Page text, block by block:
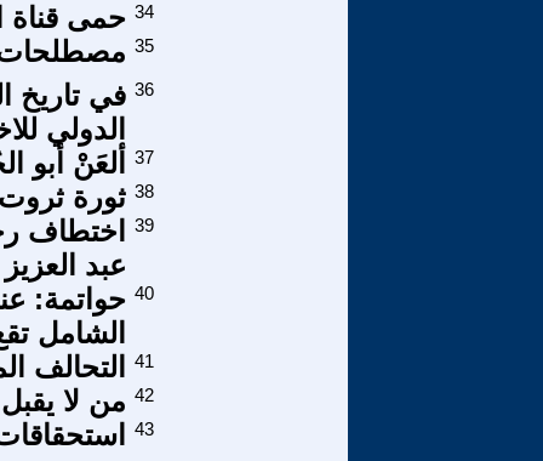
حمى قناة 34
مصطلحات 35
في تاريخ
الدولي
36
ألعَنْ أبو 37
ثورة 38
اختطاف
عبد
39
حواتمة:
الشامل
40
التحالف 41
من لا 42
43